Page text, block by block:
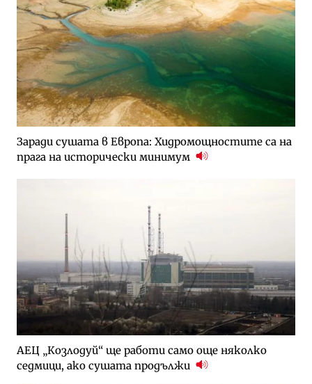
Заради сушата в Европа: Хидромощностите са на
прага на исторически минимум
АЕЦ „Козлодуй“ ще работи само още няколко
седмици, ако сушата продължи